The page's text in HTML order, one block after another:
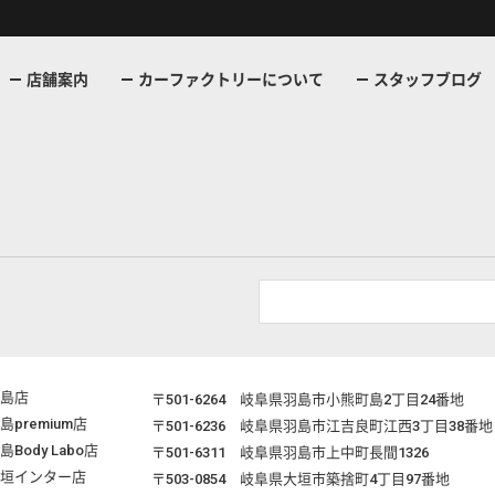
店舗案内 カーファクトリーについて スタッフブログ
店 〒501-6264 岐阜県羽島市小熊町島2丁目24番地
premium店
〒501-6236 岐阜県羽島市江吉良町江西3丁目38番地
Body Labo店
〒501-6311 岐阜県羽島市上中町長間1326
インター店
〒503-0854 岐阜県大垣市築捨町4丁目97番地